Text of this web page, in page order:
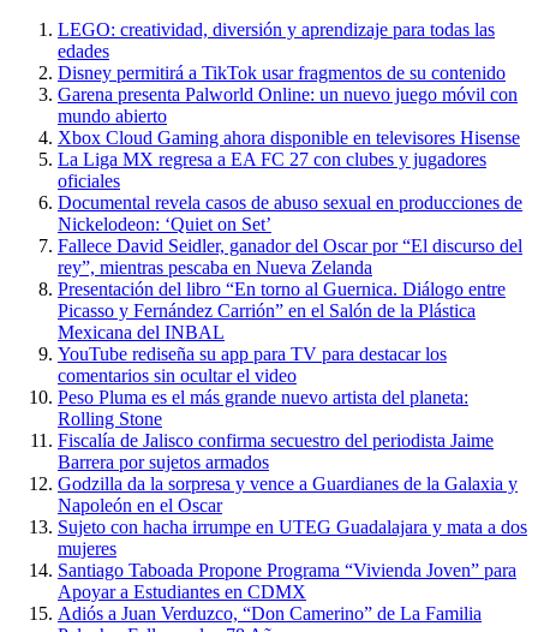
LEGO: creatividad, diversión y aprendizaje para todas las
edades
Disney permitirá a TikTok usar fragmentos de su contenido
Garena presenta Palworld Online: un nuevo juego móvil con
mundo abierto
Xbox Cloud Gaming ahora disponible en televisores Hisense
La Liga MX regresa a EA FC 27 con clubes y jugadores
oficiales
Documental revela casos de abuso sexual en producciones de
Nickelodeon: ‘Quiet on Set’
Fallece David Seidler, ganador del Oscar por “El discurso del
rey”, mientras pescaba en Nueva Zelanda
Presentación del libro “En torno al Guernica. Diálogo entre
Picasso y Fernández Carrión” en el Salón de la Plástica
Mexicana del INBAL
YouTube rediseña su app para TV para destacar los
comentarios sin ocultar el video
Peso Pluma es el más grande nuevo artista del planeta:
Rolling Stone
Fiscalía de Jalisco confirma secuestro del periodista Jaime
Barrera por sujetos armados
Godzilla da la sorpresa y vence a Guardianes de la Galaxia y
Napoleón en el Oscar
Sujeto con hacha irrumpe en UTEG Guadalajara y mata a dos
mujeres
Santiago Taboada Propone Programa “Vivienda Joven” para
Apoyar a Estudiantes en CDMX
Adiós a Juan Verduzco, “Don Camerino” de La Familia